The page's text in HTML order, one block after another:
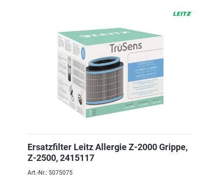
Ersatzfilter Leitz Allergie Z-2000 Grippe,
Z-2500, 2415117
Art.-Nr.: 5075075